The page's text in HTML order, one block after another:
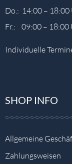
Do.: 14:00 – 18:00
Fr.: 09:00 – 18:00
Individuelle
SHOP INFO
Allgemeine
Zahlungsweisen